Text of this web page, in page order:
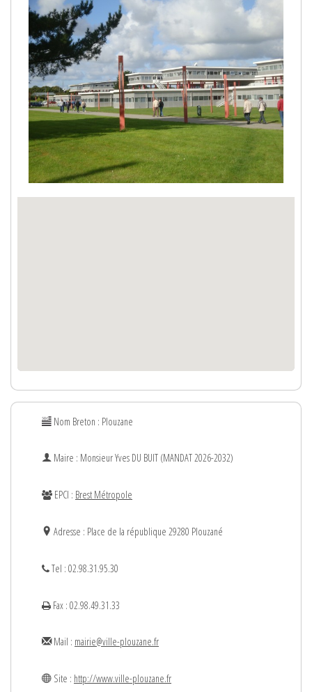
Nom Breton : Plouzane
Maire : MonsieurYves DU BUIT (MANDAT 2026-2032)
EPCI : Brest Métropole
Adresse : Place de la république 29280 Plouzané
Tel : 02.98.31.95.30
Fax : 02.98.49.31.33
Mail : mairie@ville-plouzane.fr
Site : http://www.ville-plouzane.fr